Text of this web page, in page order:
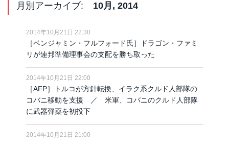
月別アーカイブ: 10月, 2014
2014年10月21日 22:30
［ベンジャミン・フルフォード氏］ドラゴン・ファミ
リが連邦準備理事会の支配を勝ち取った
2014年10月21日 22:00
［AFP］トルコが方針転換、イラク系クルド人部隊の
コバニ移動を支援 ／ 米軍、コバニのクルド人部隊
に武器弾薬を初投下
2014年10月21日 21:00